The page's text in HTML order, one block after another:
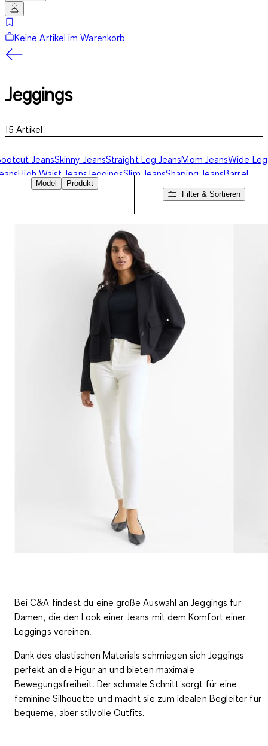
Keine Artikel im Warenkorb
Jeggings
15 Artikel
JeansSkinny JeansStraight Leg JeansMom JeansWide Leg
High Waist JeansJeggingsSlim JeansShaping JeansBarrel
Jeans-Shorts
Model
Produkt
Filter & Sortieren
Bei C&A findest du eine große Auswahl an Jeggings für
Damen, die den Look einer Jeans mit dem Komfort einer
Leggings vereinen.
Dank des elastischen Materials schmiegen sich Jeggings
perfekt an die Figur an und bieten maximale
Bewegungsfreiheit. Der schmale Schnitt sorgt für eine
feminine Silhouette und macht sie zum idealen Begleiter für
bequeme, aber stilvolle Outfits.